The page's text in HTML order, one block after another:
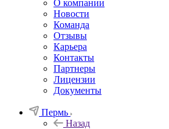
О компании
Новости
Команда
Отзывы
Карьера
Контакты
Партнеры
Лицензии
Документы
Пермь
Назад